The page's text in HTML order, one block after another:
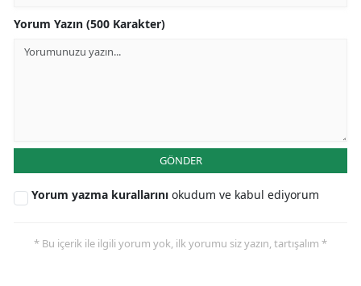
Yorum Yazın (500 Karakter)
GÖNDER
Yorum yazma kurallarını okudum ve kabul ediyorum
* Bu içerik ile ilgili yorum yok, ilk yorumu siz yazın, tartışalım *